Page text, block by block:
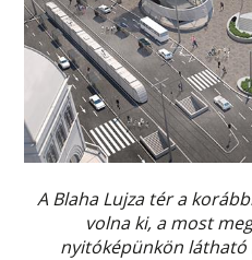
A Blaha Lujza tér a
volna ki, a most
nyitóképünkön látható